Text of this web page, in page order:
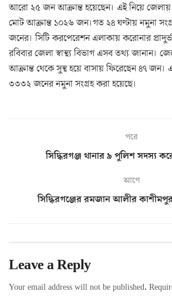
আরো ২৫ জন আক্রান্ত হয়েছেন। এই নিয়ে
মোট আক্রান্ত ১০২৬ জন।গত ২৪ ঘণ্টায় নমুনা
জনের। সিটি করপেরেশন এলাকায় করোনার
রবিবার জেলা স্বাস্থ্য বিভাগ এসব তথ্য জানান।
আক্রান্ত থেকে সুস্থ হয়ে বাসায় ফিরেছেন ৪৭ জন।
৩৩৩২ জনের নমুনা সংগ্রহ করা হয়েছে।
পরে
সিদ্ধিরগঞ্জ থানার ৯ পুলিশ সদস্য
আগে
সিদ্ধিরগঞ্জের রমজান আলীর
Leave a Reply
Your email address will not be published.